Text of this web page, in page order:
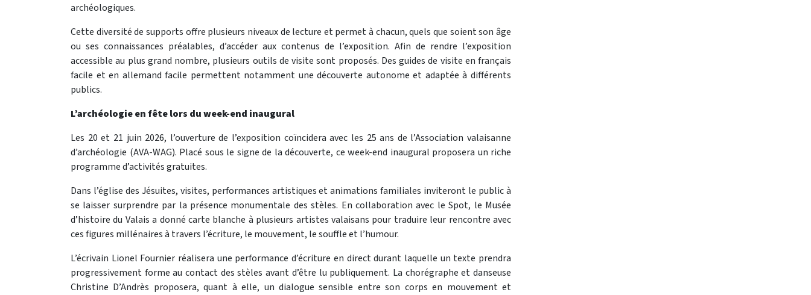
archéologiques.
Cette diversité de supports offre plusieurs niveaux de lecture et permet à chacun, quels que soient son âge
ou ses connaissances préalables, d’accéder aux contenus de l’exposition. Afin de rendre l’exposition
accessible au plus grand nombre, plusieurs outils de visite sont proposés. Des guides de visite en français
facile et en allemand facile permettent notamment une découverte autonome et adaptée à différents
publics.
L’archéologie en fête lors du week-end inaugural
Les 20 et 21 juin 2026, l’ouverture de l’exposition coïncidera avec les 25 ans de l’Association valaisanne
d’archéologie (AVA-WAG). Placé sous le signe de la découverte, ce week-end inaugural proposera un riche
programme d’activités gratuites.
Dans l’église des Jésuites, visites, performances artistiques et animations familiales inviteront le public à
se laisser surprendre par la présence monumentale des stèles. En collaboration avec le Spot, le Musée
d’histoire du Valais a donné carte blanche à plusieurs artistes valaisans pour traduire leur rencontre avec
ces figures millénaires à travers l’écriture, le mouvement, le souffle et l’humour.
L’écrivain Lionel Fournier réalisera une performance d’écriture en direct durant laquelle un texte prendra
progressivement forme au contact des stèles avant d’être lu publiquement. La chorégraphe et danseuse
Christine D’Andrès proposera, quant à elle, un dialogue sensible entre son corps en mouvement et